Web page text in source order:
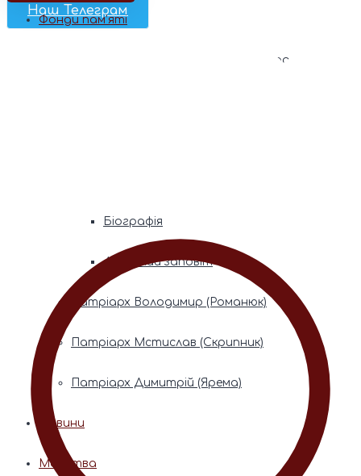
Наш Телеграм
Фонди пам’яті
Митрополита Володимира (Сабодана)
Біографія
Духовний заповіт
Патріарх Володимир (Романюк)
Патріарх Мстислав (Скрипник)
Патріарх Димитрій (Ярема)
Новини
Молитва